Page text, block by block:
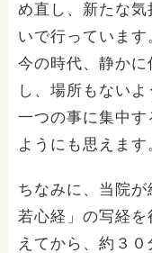
め直し、新たな
いで行っています
今の時代、静か
し、場所もないよ
一つの事に集中す
ようにも思えます
ちなみに、当院
若心経」の写経
えてから、約３